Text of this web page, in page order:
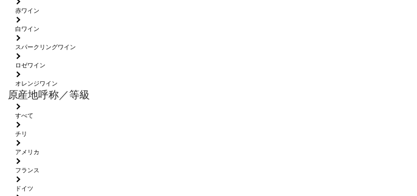
赤ワイン
白ワイン
スパークリングワイン
ロゼワイン
オレンジワイン
原産地呼称／等級
すべて
チリ
アメリカ
フランス
ドイツ